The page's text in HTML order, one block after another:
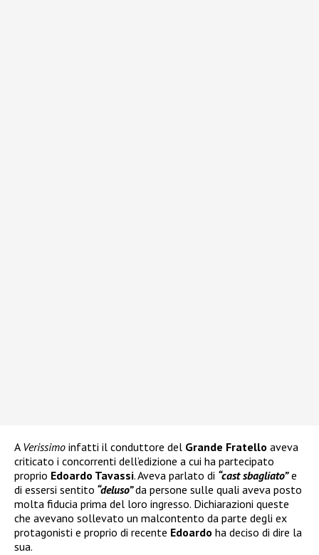
A Verissimo infatti il conduttore del Grande Fratello aveva
criticato i concorrenti dell’edizione a cui ha partecipato
proprio Edoardo Tavassi. Aveva parlato di “cast sbagliato”e
di essersi sentito “deluso”da persone sulle quali aveva posto
molta fiducia prima del loro ingresso. Dichiarazioni queste
che avevano sollevato un malcontento da parte degli ex
protagonisti e proprio di recente Edoardo ha deciso di dire la
sua.